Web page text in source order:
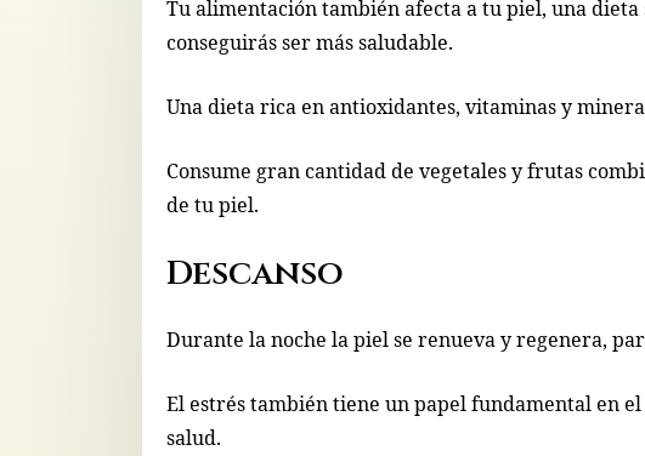
Tu alimentación también afecta a tu piel, una
conseguirás ser más saludable.
Una dieta rica en antioxidantes, vitaminas y
Consume gran cantidad de vegetales y frutas
de tu piel.
Descanso
Durante la noche la piel se renueva y regenera,
El estrés también tiene un papel fundamental en
salud.